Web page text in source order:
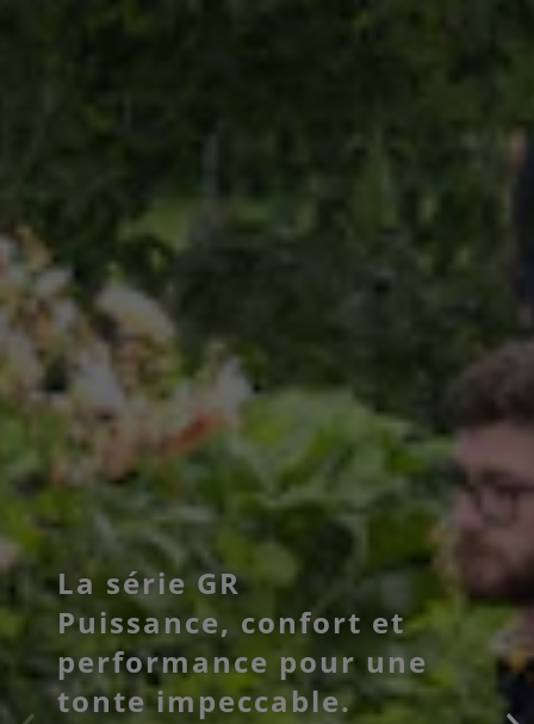
La série GR
Puissance, confort et
performance pour une
tonte impeccable.